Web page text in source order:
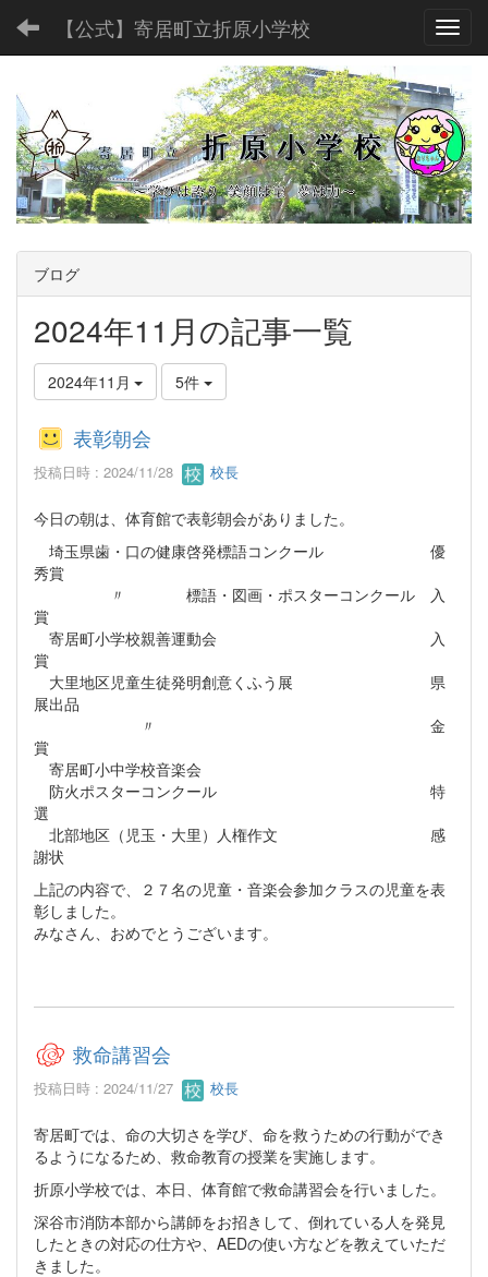
【公式】寄居町立折原小学校
ブログ
2024年11月の記事一覧
2024年11月 5件
表彰朝会
投稿日時 : 2024/11/28 校長
今日の朝は、体育館で表彰朝会がありました。
埼玉県歯・口の健康啓発標語コンクール 優
秀賞
〃 標語・図画・ポスターコンクール 入
賞
寄居町小学校親善運動会 入
賞
大里地区児童生徒発明創意くふう展 県
展出品
〃 金
賞
寄居町小中学校音楽会
防火ポスターコンクール 特
選
北部地区（児玉・大里）人権作文 感
謝状
上記の内容で、２７名の児童・音楽会参加クラスの児童を表
彰しました。
みなさん、おめでとうございます。
救命講習会
投稿日時 : 2024/11/27 校長
寄居町では、命の大切さを学び、命を救うための行動ができ
るようになるため、救命教育の授業を実施します。
折原小学校では、本日、体育館で救命講習会を行いました。
深谷市消防本部から講師をお招きして、倒れている人を発見
したときの対応の仕方や、AEDの使い方などを教えていただ
きました。